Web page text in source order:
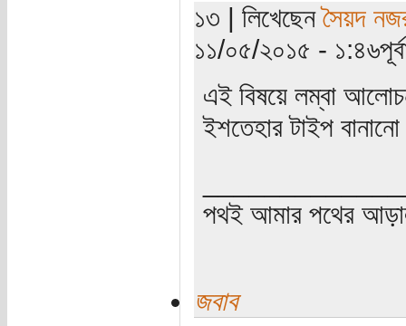
১৩ | লিখেছেনসৈয়দ
১১/০৫/২০১৫ -
এই বিষয়ে লম্বা
ইশতেহার টাইপ
পথই আমার পথের
জবাব